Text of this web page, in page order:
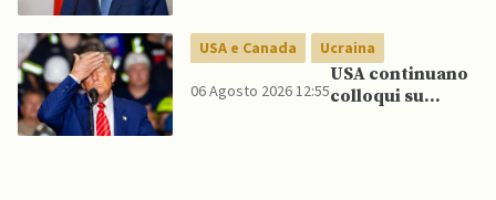
per rafforzare la
sicurezza
USA e Canada Ucraina
06 Agosto 2026 12:55
USA continuano
colloqui su